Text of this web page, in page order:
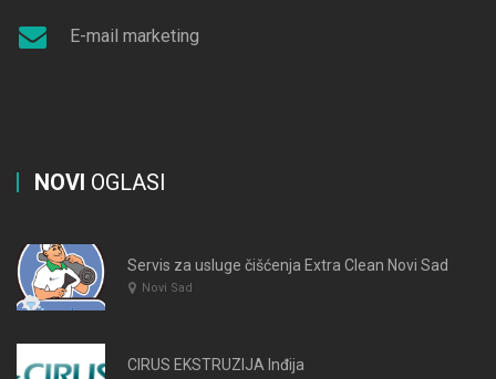
E-mail marketing
NOVI OGLASI
Servis za usluge čišćenja Extra Clean Novi Sad
Novi Sad
CIRUS EKSTRUZIJA Inđija